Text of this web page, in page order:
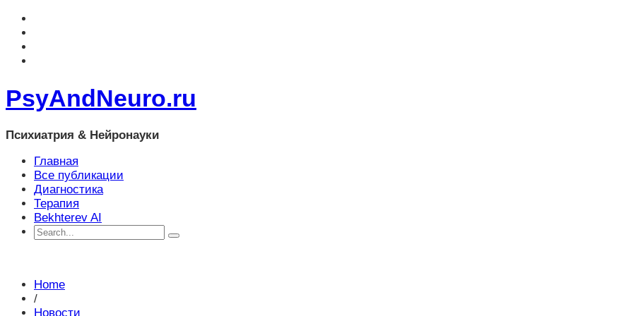
PsyAndNeuro.ru
Психиатрия & Нейронауки
Главная
Все публикации
Диагностика
Терапия
Bekhterev AI
Home
/
Новости